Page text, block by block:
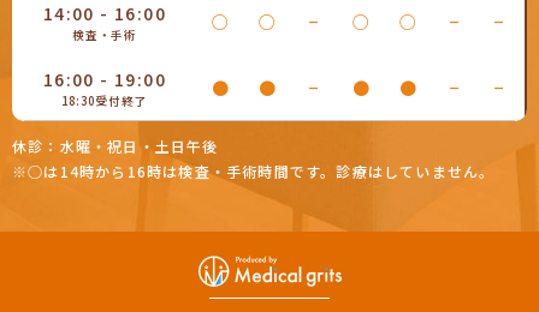
14:00 - 16:00
検査・手術
○ ○ − ○ ○ − −
16:00 - 19:00
18:30受付終了
● ● − ● ● − −
休診：水曜・祝日・土日午後
※○は14時から16時は検査・手術時間です。診療はしていません。